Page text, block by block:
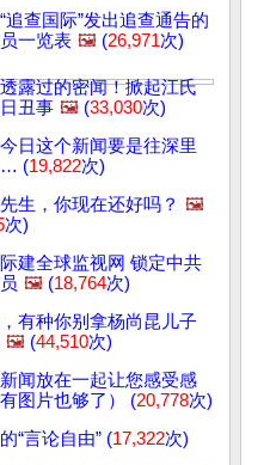
追查国际”发出追查通告的
一览表 🖼️ (26,971次)
露过的密闻！掀起江氏
丑事 🖼️ (33,030次)
日这个新闻要是往深里
(19,822次)
生，你现在还好吗？ 🖼️
次)
建全球监视网 锁定中共
🖼️ (18,764次)
有种你别拿杨尚昆儿子
🖼️ (44,510次)
闻放在一起让您感受感
图片也够了） (20,778次)
“言论自由” (17,322次)